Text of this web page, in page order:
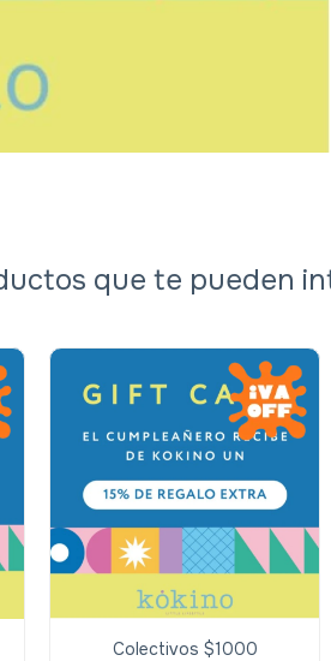
que te pueden
Colectivos $1000